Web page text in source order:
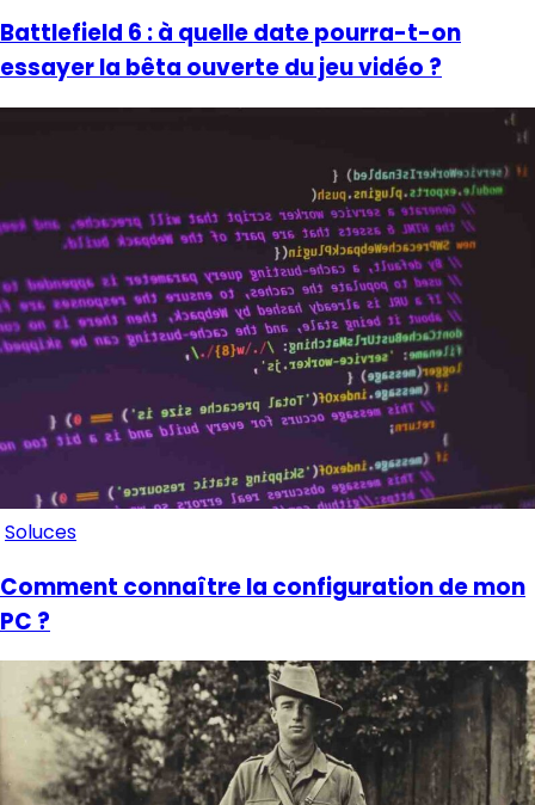
Battlefield 6 : à quelle date pourra-t-on
essayer la bêta ouverte du jeu vidéo ?
Soluces
Comment connaître la configuration de mon
PC ?